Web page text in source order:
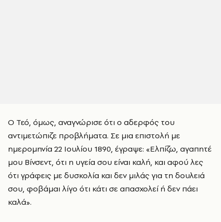
Ο Τεό, όμως, αναγνώρισε ότι ο αδερφός του
αντιμετώπιζε προβλήματα. Σε μια επιστολή με
ημερομηνία 22 Ιουλίου 1890, έγραψε: «Ελπίζω, αγαπητέ
μου Βίνσεντ, ότι η υγεία σου είναι καλή, και αφού λες
ότι γράφεις με δυσκολία και δεν μιλάς για τη δουλειά
σου, φοβάμαι λίγο ότι κάτι σε απασχολεί ή δεν πάει
καλά».